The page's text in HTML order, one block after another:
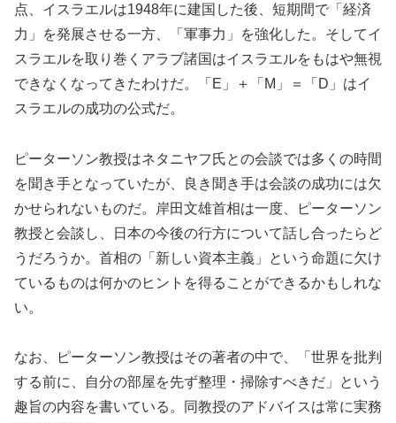
点、イスラエルは1948年に建国した後、短期間で「経済
力」を発展させる一方、「軍事力」を強化した。そしてイ
スラエルを取り巻くアラブ諸国はイスラエルをもはや無視
できなくなってきたわけだ。「E」＋「M」＝「D」はイ
スラエルの成功の公式だ。
ピーターソン教授はネタニヤフ氏との会談では多くの時間
を聞き手となっていたが、良き聞き手は会談の成功には欠
かせられないものだ。岸田文雄首相は一度、ピーターソン
教授と会談し、日本の今後の行方について話し合ったらど
うだろうか。首相の「新しい資本主義」という命題に欠け
ているものは何かのヒントを得ることができるかもしれな
い。
なお、ピーターソン教授はその著者の中で、「世界を批判
する前に、自分の部屋を先ず整理・掃除すべきだ」という
趣旨の内容を書いている。同教授のアドバイスは常に実務